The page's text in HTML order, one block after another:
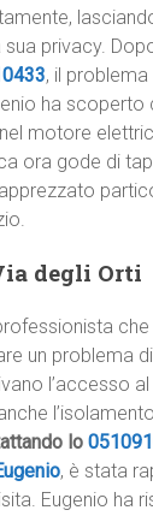
privacy.
, il
ha scoperto
motore
ora gode di
degli Orti
che
un problema
l’accesso
lo
, è stata
Eugenio ha